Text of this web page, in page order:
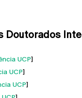
Doutorados
UCP]
UCP]
UCP]